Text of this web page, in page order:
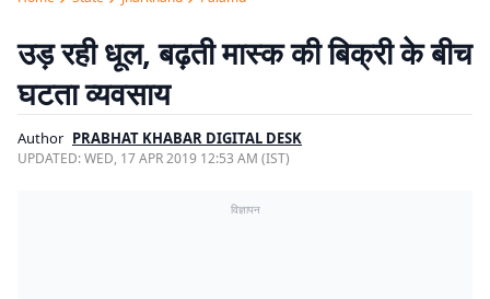
उड़ रही धूल, बढ़ती मास्क की बिक्री के बीच
घटता व्यवसाय
Author PRABHAT KHABAR DIGITAL DESK
UPDATED:WED, 17 APR 2019 12:53 AM (IST)
विज्ञापन